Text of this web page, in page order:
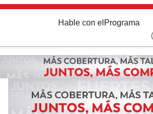
Hable con el Programa